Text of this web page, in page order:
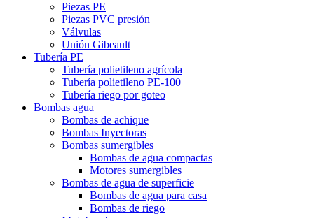
Piezas PE
Piezas PVC presión
Válvulas
Unión Gibeault
Tubería PE
Tubería polietileno agrícola
Tubería polietileno PE-100
Tubería riego por goteo
Bombas agua
Bombas de achique
Bombas Inyectoras
Bombas sumergibles
Bombas de agua compactas
Motores sumergibles
Bombas de agua de superficie
Bombas de agua para casa
Bombas de riego